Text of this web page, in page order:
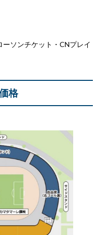
ソンチケット・CNプレイ
格